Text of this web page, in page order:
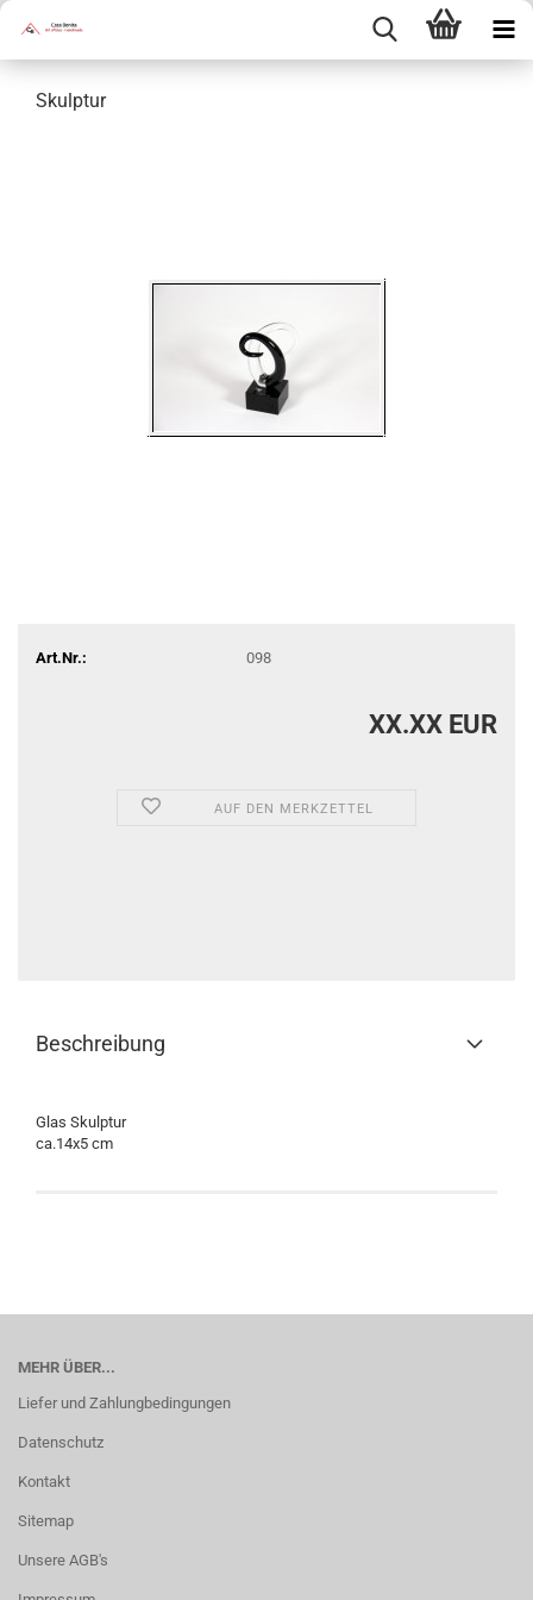
Skulptur
Art.Nr.: 098
XX.XX EUR
AUF DEN MERKZETTEL
Beschreibung
Glas Skulptur
ca.14x5 cm
MEHR ÜBER...
Liefer und Zahlungbedingungen
Datenschutz
Kontakt
Sitemap
Unsere AGB's